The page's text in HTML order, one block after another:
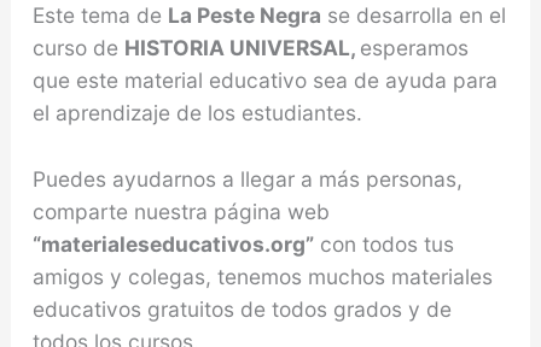
Este tema de La Peste Negra se desarrolla en el
curso de HISTORIA UNIVERSAL, esperamos
que este material educativo sea de ayuda para
el aprendizaje de los estudiantes.
Puedes ayudarnos a llegar a más personas,
comparte nuestra página web
“materialeseducativos.org”con todos tus
amigos y colegas, tenemos muchos materiales
educativos gratuitos de todos grados y de
todos los cursos.